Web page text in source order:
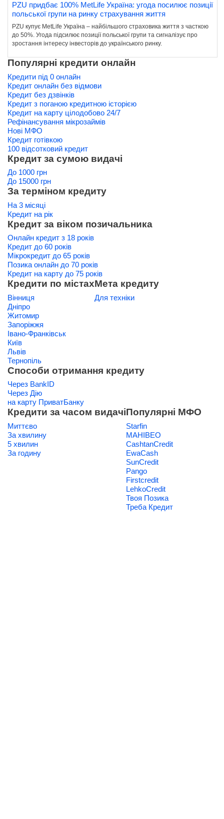
PZU придбає 100% MetLife Україна: угода посилює позиції
польської групи на ринку страхування життя
PZU купує MetLife Україна – найбільшого страховика життя з часткою
до 50%. Угода підсилює позиції польської групи та сигналізує про
зростання інтересу інвесторів до українського ринку.
Популярні кредити онлайн
Кредити під 0 онлайн
Кредит онлайн без відмови
Кредит без дзвінків
Кредит з поганою кредитною історією
Кредит на карту цілодобово 24/7
Рефінансування мікрозаймів
Нові МФО
Кредит готівкою
100 відсотковий кредит
Кредит за сумою видачі
До 1000 грн
До 15000 грн
За терміном кредиту
На 3 місяці
Кредит на рік
Кредит за віком позичальника
Онлайн кредит з 18 років
Кредит до 60 років
Мікрокредит до 65 років
Позика онлайн до 70 років
Кредит на карту до 75 років
Кредити по містах
Вінниця
Дніпро
Житомир
Запоріжжя
Івано-Франківськ
Київ
Львів
Тернопіль
Мета кредиту
Для техніки
Способи отримання кредиту
Через BankID
Через Дію
на карту ПриватБанку
Кредити за часом видачі
Миттєво
За хвилину
5 хвилин
За годину
Популярні МФО
Starfin
МАНІВЕО
CashtanCredit
EwaCash
SunCredit
Pango
Firstcredit
LehkoCredit
Твоя Позика
Треба Кредит